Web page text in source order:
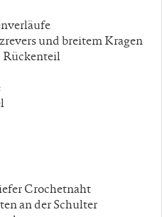
und breitem Kragen
Rückenteil
Crochetnaht
an der Schulter